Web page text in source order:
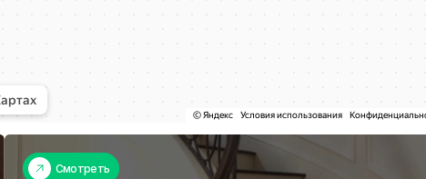
Смотреть